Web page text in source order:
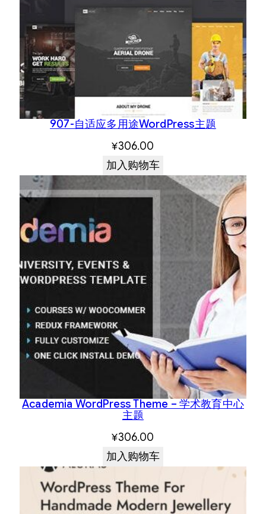
907-自适应多用途WordPress主题
¥306.00
加入购物车
Academia WordPress Theme – 学术教育中心
主题
¥306.00
加入购物车